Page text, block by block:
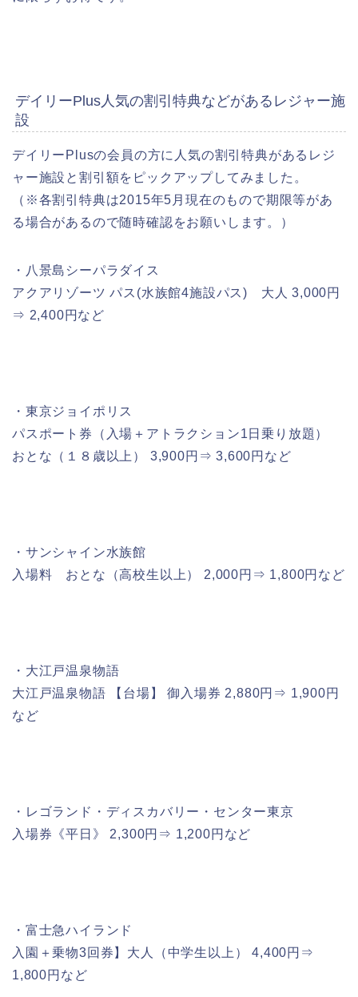
デイリーPlus人気の割引特典などがあるレジャー施
設
デイリーPlusの会員の方に人気の割引特典があるレジ
ャー施設と割引額をピックアップしてみました。
（※各割引特典は2015年5月現在のもので期限等があ
る場合があるので随時確認をお願いします。）
・八景島シーパラダイス
アクアリゾーツ パス(水族館4施設パス) 大人 3,000円
⇒ 2,400円など
・東京ジョイポリス
パスポート券（入場＋アトラクション1日乗り放題）
おとな（１８歳以上） 3,900円⇒ 3,600円など
・サンシャイン水族館
入場料 おとな（高校生以上） 2,000円⇒ 1,800円など
・大江戸温泉物語
大江戸温泉物語 【台場】 御入場券 2,880円⇒ 1,900円
など
・レゴランド・ディスカバリー・センター東京
入場券《平日》 2,300円⇒ 1,200円など
・富士急ハイランド
入園＋乗物3回券】大人（中学生以上） 4,400円⇒
1,800円など